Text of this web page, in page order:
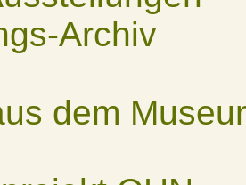
Archiv
dem